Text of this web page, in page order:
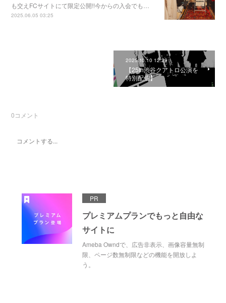
も交えFCサイトにて限定公開!!今からの入会でも…
2025.06.05 03:25
2025.10.10 12:29
【25th渋谷クアトロ公演を
特別配信】
0コメント
PR
プレミアムプランでもっと自由な
サイトに
Ameba Owndで、広告非表示、画像容量無制
限、ページ数無制限などの機能を開放しよ
う。